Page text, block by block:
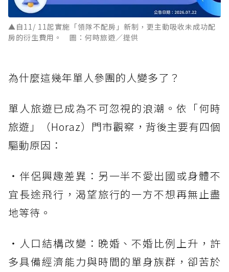
▲自11/ 11起實施「領隊不配房」新制，更主動吸收未成功配
房的衍生費用。 圖：何時旅遊／提供
為什麼這幾年單人參團的人變多了？
單人旅遊已成為不可忽視的浪潮。依「何時
旅遊」（Horaz）門市觀察，背後主要有四個
驅動原因：
・伴侶興趣差異：另一半不愛出國或身體不
宜長途飛行，渴望旅行的一方不想再無止盡
地等待。
・人口結構改變：晚婚、不婚比例上升，許
多具備經濟能力與時間的單身族群，卻苦於